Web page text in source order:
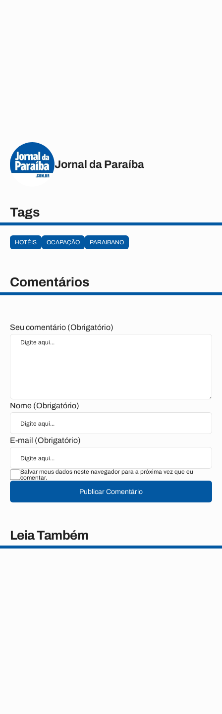
Jornal da Paraíba
Tags
HOTÉIS OCAPAÇÃO PARAIBANO
Comentários
Seu comentário (Obrigatório)
Nome (Obrigatório)
E-mail (Obrigatório)
Salvar meus dados neste navegador para a próxima vez que eu
comentar.
Publicar Comentário
Leia Também